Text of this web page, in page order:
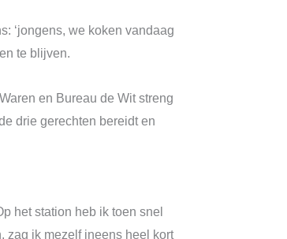
‘jongens, we koken vandaag
te blijven.
en Bureau de Wit streng
drie gerechten bereidt en
het station heb ik toen snel
zag ik mezelf ineens heel kort